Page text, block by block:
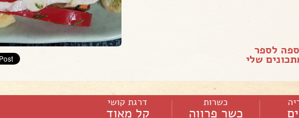
לספר
שלי
כשרות
כשר פרווה
דרגת קושי
קל מאוד